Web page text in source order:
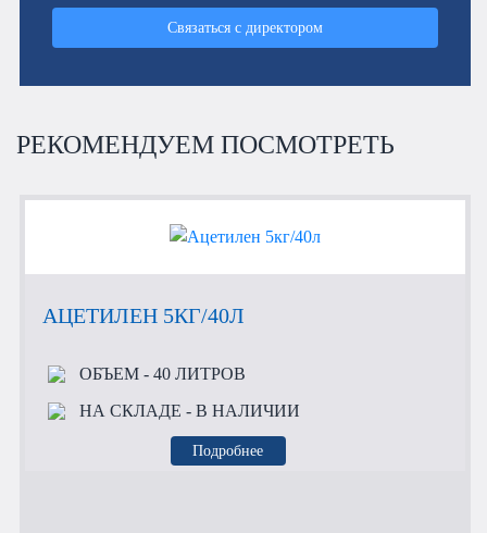
Связаться с директором
РЕКОМЕНДУЕМ ПОСМОТРЕТЬ
АЦЕТИЛЕН 5КГ/40Л
ОБЪЕМ- 40 ЛИТРОВ
НА СКЛАДЕ - В НАЛИЧИИ
Подробнее